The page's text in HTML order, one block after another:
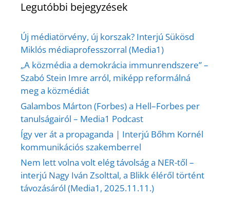
Legutóbbi bejegyzések
Új médiatörvény, új korszak? Interjú Sükösd
Miklós médiaprofesszorral (Media1)
„A közmédia a demokrácia immunrendszere” –
Szabó Stein Imre arról, miképp reformálná
meg a közmédiát
Galambos Márton (Forbes) a Hell–Forbes per
tanulságairól – Media1 Podcast
Így ver át a propaganda | Interjú Bőhm Kornél
kommunikációs szakemberrel
Nem lett volna volt elég távolság a NER-től –
interjú Nagy Iván Zsolttal, a Blikk éléről történt
távozásáról (Media1, 2025.11.11.)